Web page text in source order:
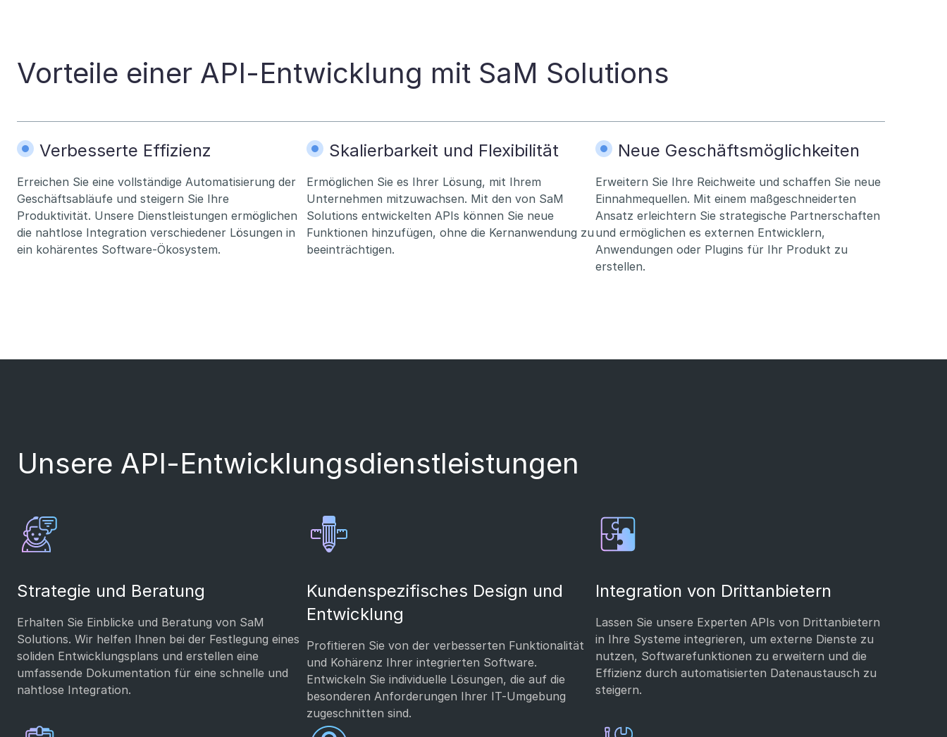
Vorteile einer API-Entwicklung mit SaM Solutions
Verbesserte Effizienz
Erreichen Sie eine vollständige Automatisierung der
Geschäftsabläufe und steigern Sie Ihre
Produktivität. Unsere Dienstleistungen ermöglichen
die nahtlose Integration verschiedener Lösungen in
ein kohärentes Software-Ökosystem.
Skalierbarkeit und Flexibilität
Ermöglichen Sie es Ihrer Lösung, mit Ihrem
Unternehmen mitzuwachsen. Mit den von SaM
Solutions entwickelten APIs können Sie neue
Funktionen hinzufügen, ohne die Kernanwendung zu
beeinträchtigen.
Neue Geschäftsmöglichkeiten
Erweitern Sie Ihre Reichweite und schaffen Sie neue
Einnahmequellen. Mit einem maßgeschneiderten
Ansatz erleichtern Sie strategische Partnerschaften
und ermöglichen es externen Entwicklern,
Anwendungen oder Plugins für Ihr Produkt zu
erstellen.
Unsere API-Entwicklungsdienstleistungen
Strategie und Beratung
Erhalten Sie Einblicke und Beratung von SaM
Solutions. Wir helfen Ihnen bei der Festlegung eines
soliden Entwicklungsplans und erstellen eine
umfassende Dokumentation für eine schnelle und
nahtlose Integration.
Kundenspezifisches Design und
Entwicklung
Profitieren Sie von der verbesserten Funktionalität
und Kohärenz Ihrer integrierten Software.
Entwickeln Sie individuelle Lösungen, die auf die
besonderen Anforderungen Ihrer IT-Umgebung
zugeschnitten sind.
Integration von Drittanbietern
Lassen Sie unsere Experten APIs von Drittanbietern
in Ihre Systeme integrieren, um externe Dienste zu
nutzen, Softwarefunktionen zu erweitern und die
Effizienz durch automatisierten Datenaustausch zu
steigern.